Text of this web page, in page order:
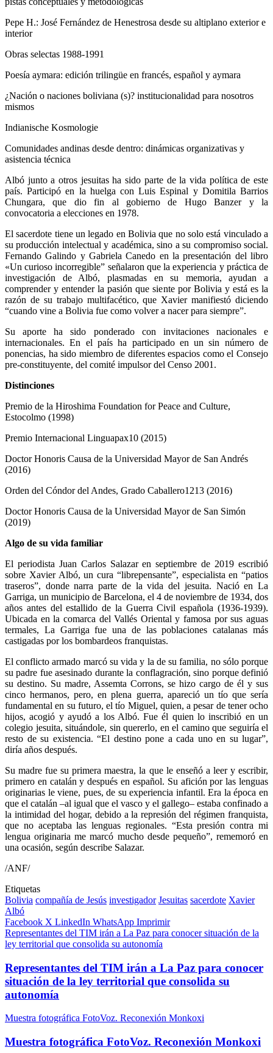
Pepe H.: José Fernández de Henestrosa desde su altiplano exterior e
interior
Obras selectas 1988-1991
Poesía aymara: edición trilingüe en francés, español y aymara
¿Nación o naciones boliviana (s)? institucionalidad para nosotros
mismos
Indianische Kosmologie
Comunidades andinas desde dentro: dinámicas organizativas y
asistencia técnica
Albó junto a otros jesuitas ha sido parte de la vida política de este
país. Participó en la huelga con Luis Espinal y Domitila Barrios
Chungara, que dio fin al gobierno de Hugo Banzer y la
convocatoria a elecciones en 1978.
El sacerdote tiene un legado en Bolivia que no solo está vinculado a
su producción intelectual y académica, sino a su compromiso social.
Fernando Galindo y Gabriela Canedo en la presentación del libro
«Un curioso incorregible” señalaron que la experiencia y práctica de
investigación de Albó, plasmadas en su memoria, ayudan a
comprender y entender la pasión que siente por Bolivia y está es la
razón de su trabajo multifacético, que Xavier manifiestó diciendo
“cuando vine a Bolivia fue como volver a nacer para siempre”.
Su aporte ha sido ponderado con invitaciones nacionales e
internacionales. En el país ha participado en un sin número de
ponencias, ha sido miembro de diferentes espacios como el Consejo
pre-constituyente, del comité impulsor del Censo 2001.
Distinciones
Premio de la Hiroshima Foundation for Peace and Culture,
Estocolmo (1998)
Premio Internacional Linguapax10 (2015)
Doctor Honoris Causa de la Universidad Mayor de San Andrés
(2016)
Orden del Cóndor del Andes, Grado Caballero1213 (2016)
Doctor Honoris Causa de la Universidad Mayor de San Simón
(2019)
Algo de su vida familiar
El periodista Juan Carlos Salazar en septiembre de 2019 escribió
sobre Xavier Albó, un cura “librepensante”, especialista en “patios
traseros”, donde narra parte de la vida del jesuita. Nació en La
Garriga, un municipio de Barcelona, el 4 de noviembre de 1934, dos
años antes del estallido de la Guerra Civil española (1936-1939).
Ubicada en la comarca del Vallés Oriental y famosa por sus aguas
termales, La Garriga fue una de las poblaciones catalanas más
castigadas por los bombardeos franquistas.
El conflicto armado marcó su vida y la de su familia, no sólo porque
su padre fue asesinado durante la conflagración, sino porque definió
su destino. Su madre, Assemta Corrons, se hizo cargo de él y sus
cinco hermanos, pero, en plena guerra, apareció un tío que sería
fundamental en su futuro, el tío Miguel, quien, a pesar de tener ocho
hijos, acogió y ayudó a los Albó. Fue él quien lo inscribió en un
colegio jesuita, situándole, sin quererlo, en el camino que seguiría el
resto de su existencia. “El destino pone a cada uno en su lugar”,
diría años después.
Su madre fue su primera maestra, la que le enseñó a leer y escribir,
primero en catalán y después en español. Su afición por las lenguas
originarias le viene, pues, de su experiencia infantil. Era la época en
que el catalán –al igual que el vasco y el gallego– estaba confinado a
la intimidad del hogar, debido a la represión del régimen franquista,
que no aceptaba las lenguas regionales. “Esta presión contra mi
lengua originaria me marcó mucho desde pequeño”, rememoró en
una ocasión, según describe Salazar.
/ANF/
Etiquetas
Bolivia compañía de Jesús investigador Jesuitas sacerdote Xavier
Albó
Facebook X LinkedIn WhatsApp Imprimir
Representantes del TIM irán a La Paz para conocer situación de la
ley territorial que consolida su autonomía
Representantes del TIM irán a La Paz para conocer
situación de la ley territorial que consolida su
autonomía
Muestra fotográfica FotoVoz. Reconexión Monkoxi
Muestra fotográfica FotoVoz. Reconexión Monkoxi